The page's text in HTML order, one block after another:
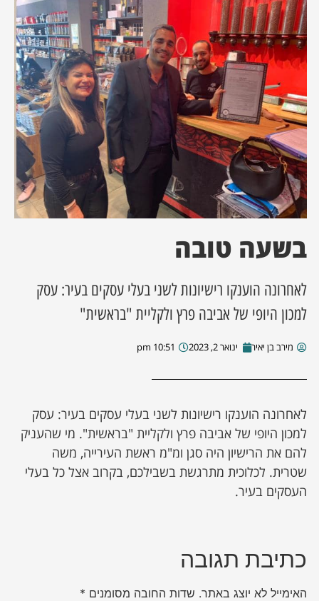
מסע מלחמה
השבוע
מקומית
עסקים
בשעה טובה
לאחרונה הוענקו רישיונות לשני בעלי עסקים בעיר: עסק
למכון היופי של אביבה פרץ ולקליית "בראשית"
מירב בן יאיר ינואר 2, 2023 10:51 pm
לאחרונה הוענקו רישיונות לשני בעלי עסקים בעיר: עסק
למכון היופי של אביבה פרץ ולקליית "בראשית". מי שהעניק
להם את הרישיון היה סגן ומ"מ ראשת העירייה, משה
שטרית. לכלוכית מתרגשת בשבילכם, בקרוב אצל כל בעלי
העסקים בעיר.
כתיבת תגובה
האימייל לא יוצג באתר. שדות החובה מסומנים *